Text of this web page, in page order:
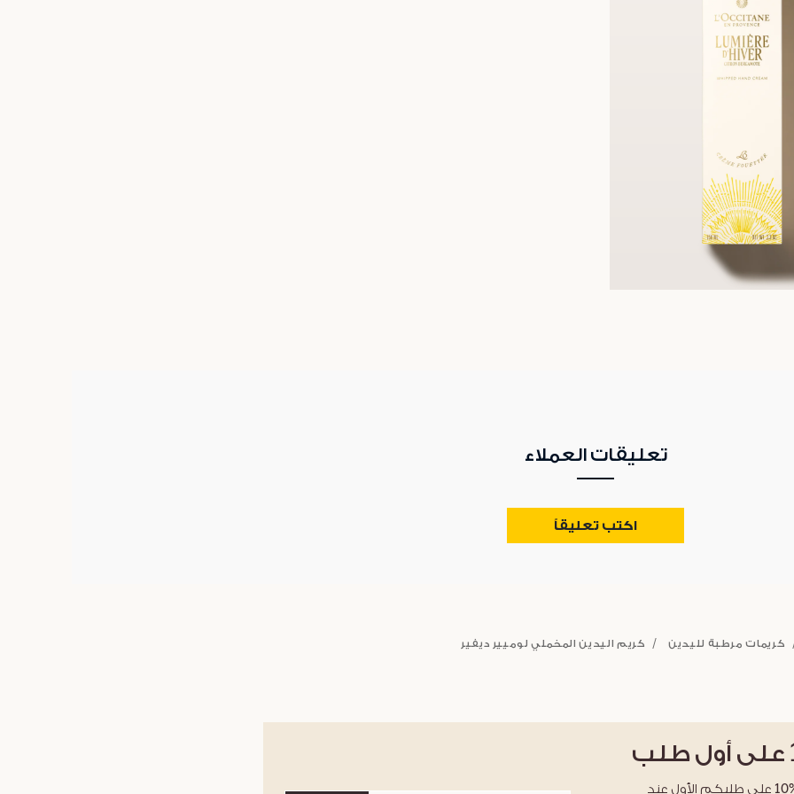
تعليقات العملاء
اكتب تعليقاً
كريمات مرطبة لليدين كريم اليدين المخملي لوميير ديفير
على أول طلب
احصلوا على خصم %10 على طلبكم الأول عند